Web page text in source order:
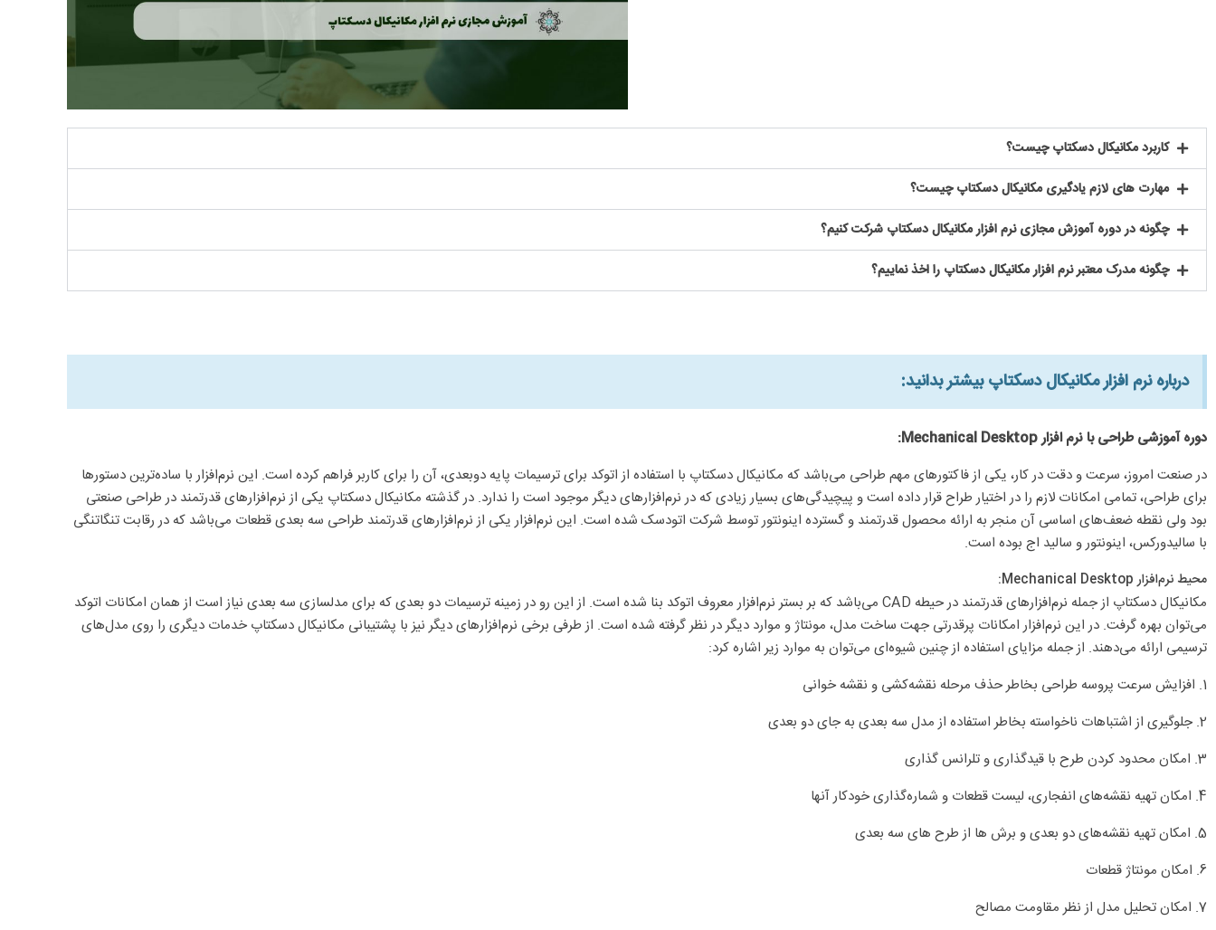
کاربرد مکانیکال دسکتاپ چیست؟
مهارت های لازم یادگیری مکانیکال دسکتاپ چیست؟
چگونه در دوره آموزش مجازی نرم افزار مکانیکال دسکتاپ شرکت کنیم؟
چگونه مدرک معتبر نرم افزار مکانیکال دسکتاپ را اخذ نماییم؟
درباره نرم افزار مکانیکال دسکتاپ بیشتر بدانید:​
دوره آموزشی طراحی با نرم افزار Mechanical Desktop:
در صنعت امروز، سرعت و دقت در کار، یکی از فاکتورهای مهم طراحی می‌باشد که مکانیکال دسکتاپ با استفاده از اتوکد برای ترسیمات پایه دوبعدی، آن را برای کاربر فراهم کرده ‌است. این نرم‌افزار با ساده‌ترین دستورها
برای طراحی، تمامی امکانات لازم را در اختیار طراح قرار داده است و پیچیدگی‌های بسیار زیادی که در نرم‌افزارهای دیگر موجود است را ندارد. در گذشته مکانیکال دسکتاپ یکی از نرم‌افزارهای قدرتمند در طراحی صنعتی
بود ولی نقطه ضعف‌های اساسی آن منجر به ارائه محصول قدرتمند و گسترده اینونتور توسط شرکت اتودسک شده ‌است. این نرم‌افزار یکی از نرم‌افزارهای قدرتمند طراحی سه بعدی قطعات می‌باشد که در رقابت تنگاتنگی
با سالیدورکس، اینونتور و سالید اج بوده ‌است.
محیط نرم‌افزار Mechanical Desktop:
مکانیکال دسکتاپ از جمله نرم‌افزارهای قدرتمند در حیطه CAD می‌باشد که بر بستر نرم‌افزار معروف اتوکد بنا شده ‌است. از این رو در زمینه ترسیمات دو بعدی که برای مدلسازی سه بعدی نیاز است از همان امکانات اتوکد
می‌توان بهره گرفت. در این نرم‌افزار امکانات پرقدرتی جهت ساخت مدل، مونتاژ و موارد دیگر در نظر گرفته شده ‌است. از طرفی برخی نرم‌افزارهای دیگر نیز با پشتیبانی مکانیکال دسکتاپ خدمات دیگری را روی مدل‌های
ترسیمی ارائه می‌دهند. از جمله مزایای استفاده از چنین شیوه‌ای می‌توان به موارد زیر اشاره کرد:
1. افزایش سرعت پروسه طراحی بخاطر حذف مرحله نقشه‌کشی و نقشه خوانی
2. جلوگیری از اشتباهات ناخواسته بخاطر استفاده از مدل سه بعدی به جای دو بعدی
3. امکان محدود کردن طرح با قیدگذاری و تلرانس گذاری
4. امکان تهیه نقشه‌های انفجاری، لیست قطعات و شماره‌گذاری خودکار آنها
5. امکان تهیه نقشه‌های دو بعدی و برش ها از طرح های سه بعدی
6. امکان مونتاژ قطعات
7. امکان تحلیل مدل از نظر مقاومت مصالح